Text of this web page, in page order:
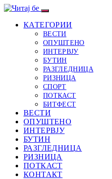
КАТЕГОРИИ
ВЕСТИ
ОПУШТЕНО
ИНТЕРВЈУ
БУТИН
РАЗГЛЕДНИЦА
РИЗНИЦА
СПОРТ
ПОТКАСТ
БИТФЕСТ
ВЕСТИ
ОПУШТЕНО
ИНТЕРВЈУ
БУТИН
РАЗГЛЕДНИЦА
РИЗНИЦА
ПОТКАСТ
КОНТАКТ